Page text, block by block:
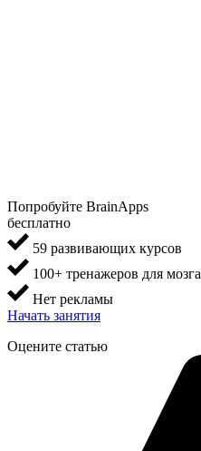
Попробуйте BrainApps
бесплатно
59 развивающих курсов
100+ тренажеров для мозга
Нет рекламы
Начать занятия
Оцените статью